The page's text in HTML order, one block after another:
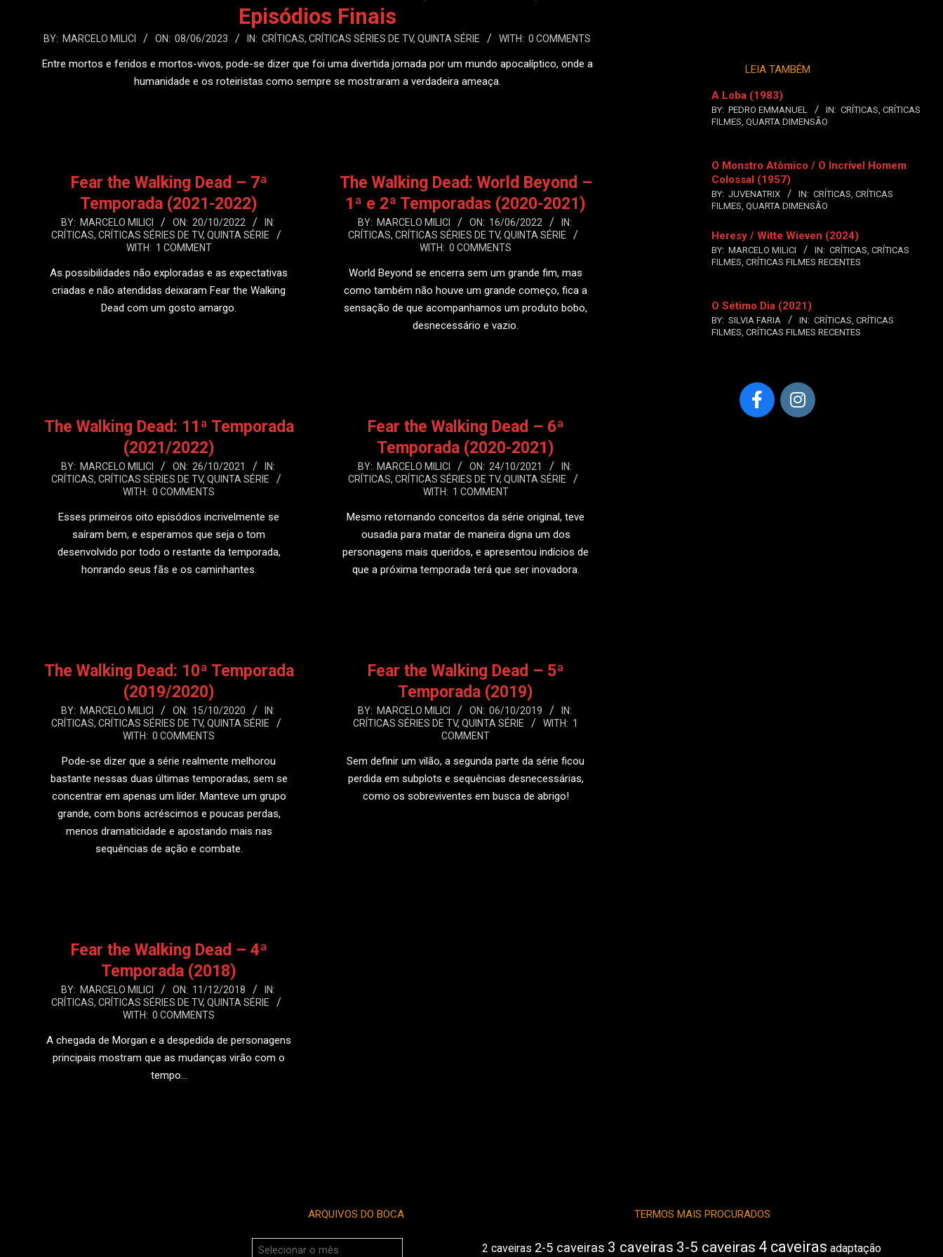
Episódios Finais
2023-
BY: MARCELO MILICI ON: 08/06/2023 IN: CRÍTICAS, CRÍTICAS SÉRIES DE TV, QUINTA SÉRIE WITH: 0 COMMENTS
Entre mortos e feridos e mortos-vivos, pode-se dizer que foi uma divertida jornada por um mundo apocalíptico, onde a
humanidade e os roteiristas como sempre se mostraram a verdadeira ameaça.
Fear the Walking Dead – 7ª
Temporada (2021-2022)
2022-
10-
BY: MARCELO MILICI ON: 20/10/2022
IN:
CRÍTICAS, CRÍTICAS SÉRIES DE TV, QUINTA SÉRIE
WITH: 1 COMMENT
As possibilidades não exploradas e as expectativas
criadas e não atendidas deixaram Fear the Walking
Dead com um gosto amargo.
The Walking Dead: World Beyond –
1ª e 2ª Temporadas (2020-2021)
2022-
06-
BY: MARCELO MILICI ON: 16/06/2022
IN:
CRÍTICAS, CRÍTICAS SÉRIES DE TV, QUINTA SÉRIE
WITH: 0 COMMENTS
World Beyond se encerra sem um grande fim, mas
como também não houve um grande começo, fica a
sensação de que acompanhamos um produto bobo,
desnecessário e vazio.
The Walking Dead: 11ª Temporada
(2021/2022)
2021-
10-
BY: MARCELO MILICI ON: 26/10/2021
IN:
CRÍTICAS, CRÍTICAS SÉRIES DE TV, QUINTA SÉRIE
WITH: 0 COMMENTS
Esses primeiros oito episódios incrivelmente se
saíram bem, e esperamos que seja o tom
desenvolvido por todo o restante da temporada,
honrando seus fãs e os caminhantes.
Fear the Walking Dead – 6ª
Temporada (2020-2021)
2021-
10-
BY: MARCELO MILICI ON: 24/10/2021
IN:
CRÍTICAS, CRÍTICAS SÉRIES DE TV, QUINTA SÉRIE
WITH: 1 COMMENT
Mesmo retornando conceitos da série original, teve
ousadia para matar de maneira digna um dos
personagens mais queridos, e apresentou indícios de
que a próxima temporada terá que ser inovadora.
The Walking Dead: 10ª Temporada
(2019/2020)
2020-
10-
BY: MARCELO MILICI ON: 15/10/2020
IN:
CRÍTICAS, CRÍTICAS SÉRIES DE TV, QUINTA SÉRIE
WITH: 0 COMMENTS
Pode-se dizer que a série realmente melhorou
bastante nessas duas últimas temporadas, sem se
concentrar em apenas um líder. Manteve um grupo
grande, com bons acréscimos e poucas perdas,
menos dramaticidade e apostando mais nas
sequências de ação e combate.
Fear the Walking Dead – 5ª
Temporada (2019)
2019-BY: MARCELO MILICI ON: 06/10/2019
IN:
CRÍTICAS SÉRIES DE TV, QUINTA SÉRIE WITH: 1
COMMENT
Sem definir um vilão, a segunda parte da série ficou
perdida em subplots e sequências desnecessárias,
como os sobreviventes em busca de abrigo!
Fear the Walking Dead – 4ª
Temporada (2018)
2018-
12-
BY: MARCELO MILICI ON: 11/12/2018
IN:
CRÍTICAS, CRÍTICAS SÉRIES DE TV, QUINTA SÉRIE
WITH: 0 COMMENTS
A chegada de Morgan e a despedida de personagens
principais mostram que as mudanças virão com o
tempo…
LEIA TAMBÉM
A Loba (1983)
BY: PEDRO EMMANUEL IN: CRÍTICAS, CRÍTICAS
FILMES, QUARTA DIMENSÃO
O Monstro Atômico / O Incrível Homem
Colossal (1957)
BY: JUVENATRIX IN: CRÍTICAS, CRÍTICAS
FILMES, QUARTA DIMENSÃO
Heresy / Witte Wieven (2024)
BY: MARCELO MILICI IN: CRÍTICAS, CRÍTICAS
FILMES, CRÍTICAS FILMES RECENTES
O Sétimo Dia (2021)
BY: SILVIA FARIA IN: CRÍTICAS, CRÍTICAS
FILMES, CRÍTICAS FILMES RECENTES
ARQUIVOS DO BOCA
Arquivos
TERMOS MAIS PROCURADOS
2 caveiras 2-5 caveiras 3 caveiras 3-5 caveiras 4 caveiras adaptação